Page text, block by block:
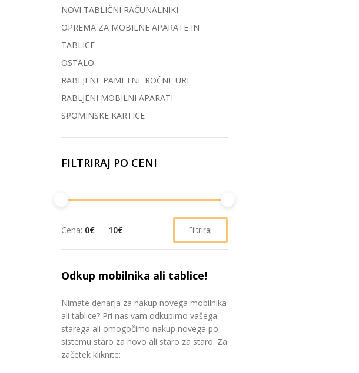
NOVI TABLIČNI RAČUNALNIKI
OPREMA ZA MOBILNE APARATE IN
TABLICE
OSTALO
RABLJENE PAMETNE ROČNE URE
RABLJENI MOBILNI APARATI
SPOMINSKE KARTICE
FILTRIRAJ PO CENI
Filtriraj
Cena: 0€ — 10€
Odkup mobilnika ali tablice!
Nimate denarja za nakup novega mobilnika
ali tablice? Pri nas vam odkupimo vašega
starega ali omogočimo nakup novega po
sistemu staro za novo ali staro za staro. Za
začetek kliknite: